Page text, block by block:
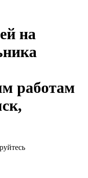
на
работам